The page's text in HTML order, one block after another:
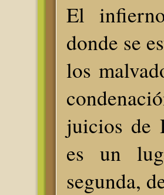
El
donde se
los
juicios de
es un
segunda,